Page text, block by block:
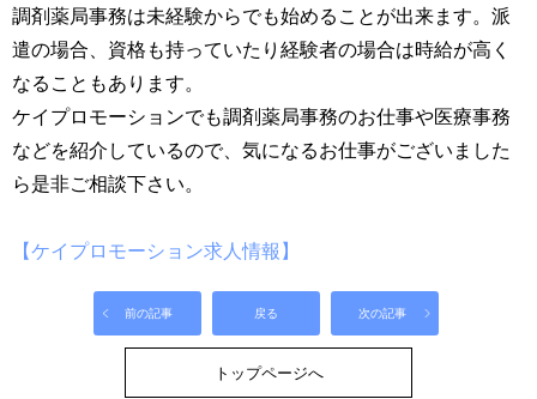
調剤薬局事務は未経験からでも始めることが出来ます。派
遣の場合、資格も持っていたり経験者の場合は時給が高く
なることもあります。
ケイプロモーションでも調剤薬局事務のお仕事や医療事務
などを紹介しているので、気になるお仕事がございました
ら是非ご相談下さい。
【ケイプロモーション求人情報】
前の記事 戻る 次の記事
トップページへ